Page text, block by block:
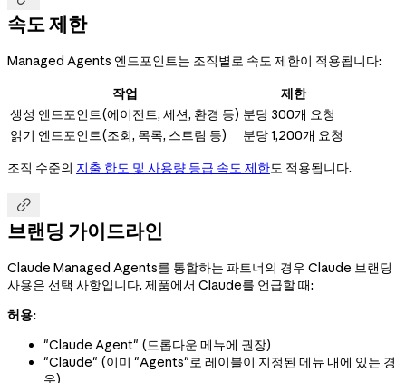
속도 제한
Managed Agents 엔드포인트는 조직별로 속도 제한이 적용됩니다:
작업
제한
생성 엔드포인트(에이전트, 세션, 환경 등) 분당 300개 요청
읽기 엔드포인트(조회, 목록, 스트림 등)
분당 1,200개 요청
조직 수준의 지출 한도 및 사용량 등급 속도 제한도 적용됩니다.

브랜딩 가이드라인
Claude Managed Agents를 통합하는 파트너의 경우 Claude 브랜딩
사용은 선택 사항입니다. 제품에서 Claude를 언급할 때:
허용:
"Claude Agent" (드롭다운 메뉴에 권장)
"Claude" (이미 "Agents"로 레이블이 지정된 메뉴 내에 있는 경
우)